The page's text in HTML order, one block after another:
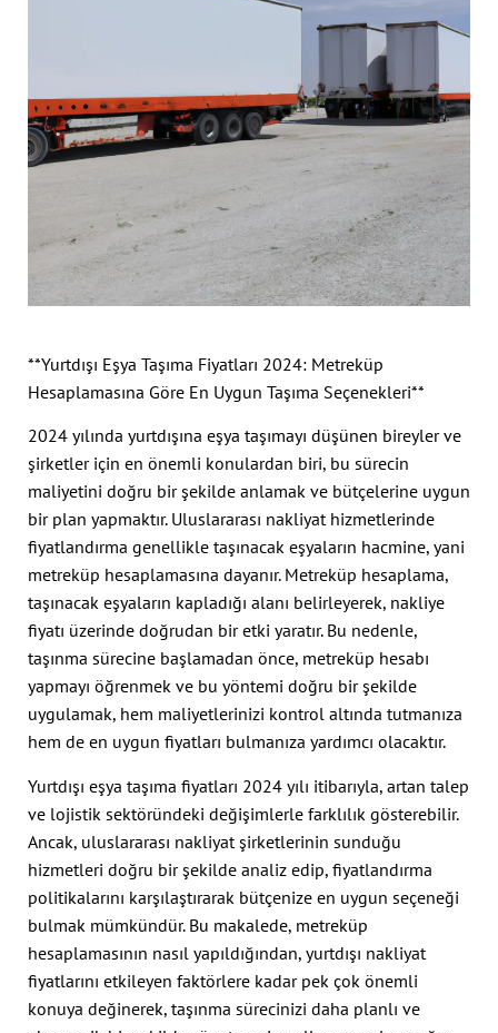
**Yurtdışı Eşya Taşıma Fiyatları 2024: Metreküp
Hesaplamasına Göre En Uygun Taşıma Seçenekleri**
2024 yılında yurtdışına eşya taşımayı düşünen bireyler ve
şirketler için en önemli konulardan biri, bu sürecin
maliyetini doğru bir şekilde anlamak ve bütçelerine uygun
bir plan yapmaktır. Uluslararası nakliyat hizmetlerinde
fiyatlandırma genellikle taşınacak eşyaların hacmine, yani
metreküp hesaplamasına dayanır. Metreküp hesaplama,
taşınacak eşyaların kapladığı alanı belirleyerek, nakliye
fiyatı üzerinde doğrudan bir etki yaratır. Bu nedenle,
taşınma sürecine başlamadan önce, metreküp hesabı
yapmayı öğrenmek ve bu yöntemi doğru bir şekilde
uygulamak, hem maliyetlerinizi kontrol altında tutmanıza
hem de en uygun fiyatları bulmanıza yardımcı olacaktır.
Yurtdışı eşya taşıma fiyatları 2024 yılı itibarıyla, artan talep
ve lojistik sektöründeki değişimlerle farklılık gösterebilir.
Ancak, uluslararası nakliyat şirketlerinin sunduğu
hizmetleri doğru bir şekilde analiz edip, fiyatlandırma
politikalarını karşılaştırarak bütçenize en uygun seçeneği
bulmak mümkündür. Bu makalede, metreküp
hesaplamasının nasıl yapıldığından, yurtdışı nakliyat
fiyatlarını etkileyen faktörlere kadar pek çok önemli
konuya değinerek, taşınma sürecinizi daha planlı ve